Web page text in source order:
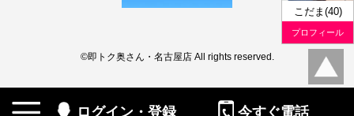
こだま(40)
プロフィール
©即トク奥さん・名古屋店 All rights reserved.
ログイン・登録 今すぐ電話